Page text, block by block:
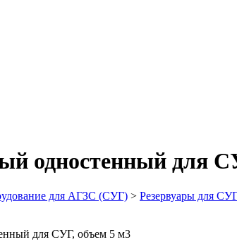
одностенный для
для АГЗС (СУГ) > Резервуары для
для СУГ, объем 5 м3